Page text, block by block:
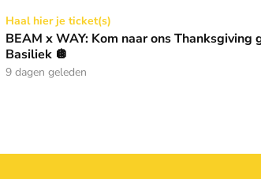
Kom naar ons Thanksgiving gala in de
Haal hier je ticket(s)
BEAM x WAY: Kom naar ons Thanksgiving
Basiliek 🪩
9 dagen geleden